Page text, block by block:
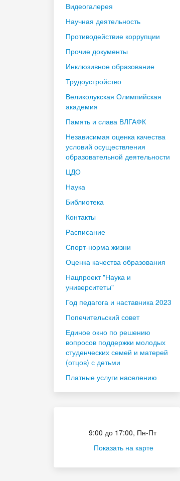
Видеогалерея
Научная деятельность
Противодействие коррупции
Прочие документы
Инклюзивное образование
Трудоустройство
Великолукская Олимпийская
академия
Память и слава ВЛГАФК
Независимая оценка качества
условий осуществления
образовательной деятельности
ЦДО
Наука
Библиотека
Контакты
Расписание
Спорт-норма жизни
Оценка качества образования
Нацпроект "Наука и
университеты"
Год педагога и наставника 2023
Попечительский совет
Единое окно по решению
вопросов поддержки молодых
студенческих семей и матерей
(отцов) с детьми
Платные услуги населению
9:00 до 17:00, Пн-Пт
Показать на карте